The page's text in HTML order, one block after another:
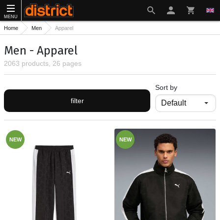
MENU
Home Men Apparel
Men - Apparel
2063 products, 26 pages
filter
Sort by
NEW NEW